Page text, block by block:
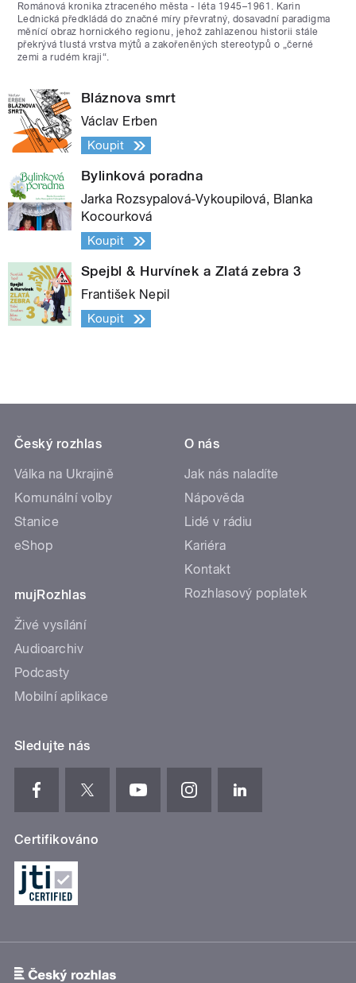
Románová kronika ztraceného města - léta 1945–1961. Karin
Lednická předkládá do značné míry převratný, dosavadní paradigma
měnící obraz hornického regionu, jehož zahlazenou historii stále
překrývá tlustá vrstva mýtů a zakořeněných stereotypů o „černé
zemi a rudém kraji“.
Bláznova smrt
Václav Erben
Koupit
Bylinková poradna
Jarka Rozsypalová-Vykoupilová, Blanka
Kocourková
Koupit
Spejbl & Hurvínek a Zlatá zebra 3
František Nepil
Koupit
Český rozhlas
Válka na Ukrajině
Komunální volby
Stanice
eShop
mujRozhlas
Živé vysílání
Audioarchiv
Podcasty
Mobilní aplikace
O nás
Jak nás naladíte
Nápověda
Lidé v rádiu
Kariéra
Kontakt
Rozhlasový poplatek
Sledujte nás
Certifikováno